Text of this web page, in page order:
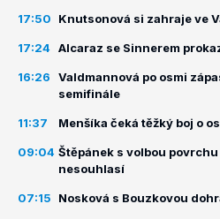
17:50 Knutsonová si zahraje ve
17:24 Alcaraz se Sinnerem
16:26
Valdmannová po osmi
semifinále
11:37 Menšíka čeká těžký boj o
09:04 Štěpánek s volbou
nesouhlasí
07:15 Nosková s Bouzkovou